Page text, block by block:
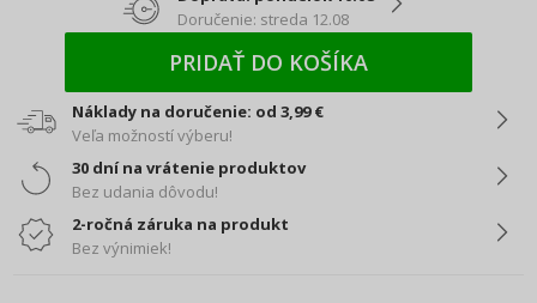
Doručenie: streda 12.08
PRIDAŤ DO KOŠÍKA
Náklady na doručenie: od 3,99 €
Veľa možností výberu!
30 dní na vrátenie produktov
Bez udania dôvodu!
2-ročná záruka na produkt
Bez výnimiek!